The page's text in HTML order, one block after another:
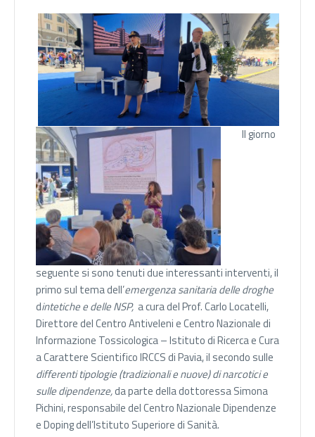
Il giorno
seguente si sono tenuti due interessanti interventi, il
primo sul tema dell’emergenza sanitaria delle droghe
dintetiche e delle NSP, a cura del Prof. Carlo Locatelli,
Direttore del Centro Antiveleni e Centro Nazionale di
Informazione Tossicologica – Istituto di Ricerca e Cura
a Carattere Scientifico IRCCS di Pavia, il secondo sulle
differenti tipologie (tradizionali e nuove) di narcoticie
sulle dipendenze,da parte della dottoressa Simona
Pichini, responsabile del Centro Nazionale Dipendenze
e Doping dell’Istituto Superiore di Sanità.